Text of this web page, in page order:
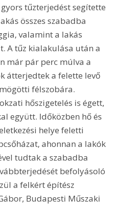
tűzterjedést segítette
összes szabadba
valamint a lakás
A tűz kialakulása után a
már pár perc múlva a
átterjedtek a felette levő
félszobára.
hőszigetelés is égett,
együtt. Időközben hő és
helye feletti
ahonnan a lakók
tudtak a szabadba
befolyásoló
a felkért építész
Budapesti Műszaki